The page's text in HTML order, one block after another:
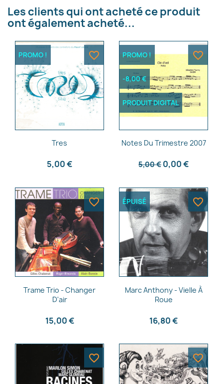
Les clients qui ont acheté ce produit
ont également acheté...
Aperçu rapide
Tres
5,00 €
PROMO ! favorite_border
Aperçu rapide
Notes Du Trimestre 2007
5,00 € 0,00 €
PROMO !
-8,00 €
PRODUIT DIGITAL
favorite_border
Aperçu rapide
Trame Trio - Changer
D'air
15,00 €
favorite_border
Aperçu rapide
Marc Anthony - Vielle À
Roue
16,80 €
ÉPUISÉ favorite_border
favorite_border favorite_border
Créer une liste d'envies ×
Nom de la liste d'envies